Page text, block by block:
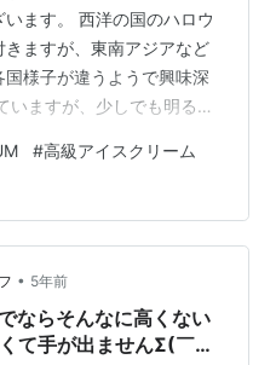
ます。 西洋の国のハロウ
ますが、東南アジアなど
様子が違うようで興味深
いますが、少しでも明るく
お邪魔できずにおります
って下さっているみなさ
て、今日のネタは世界では
だ売っていない？マグナ
ナムはすごくおいしいと
いたのですが…
#高級アイスクリーム
• 5年前
ならそんなに高くない
て手が出ませんΣ(￣ロ